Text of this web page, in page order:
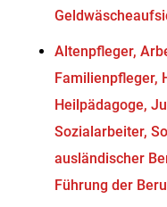
Altenpfleger,
Familienpfleger,
Heilpädagoge,
Sozialarbeiter,
ausländischer
Führung der